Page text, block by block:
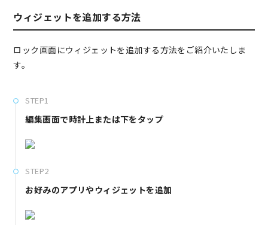
ウィジェットを追加する方法
ロック画面にウィジェットを追加する方法をご紹介いたしま
す。
STEP1
編集画面で時計上または下をタップ
STEP2
お好みのアプリやウィジェットを追加